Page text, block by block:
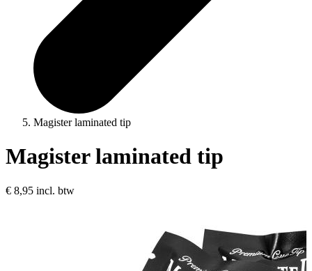
Magister laminated tip
Magister laminated tip
€ 8,95 incl. btw